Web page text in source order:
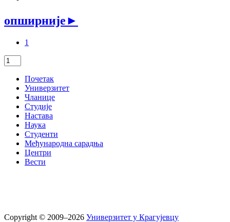
опширније►
1
Почетак
Универзитет
Чланице
Студије
Настава
Наука
Студенти
Међународна сарадња
Центри
Вести
Copyright © 2009–2026 Универзитет у Крагујевцу